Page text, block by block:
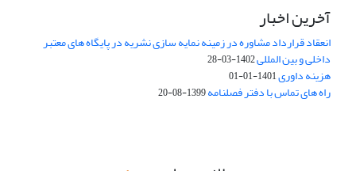
آخرین اخبار
انعقاد قرارداد مشاوره در زمینه نمایه سازی نشریه در پایگاه های معتبر
داخلی و بین المللی1402-03-28
هزینه داوری1401-01-01
راه های تماس با دفتر فصلنامه1399-08-20